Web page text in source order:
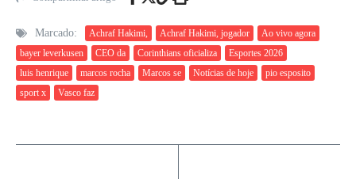
Marcado: Achraf Hakimi, Achraf Hakimi, jogador
Ao vivo agora
bayer leverkusen
CEO da Corinthians oficializa
Esportes 2026
luis henrique
marcos rocha Marcos se Notícias de hoje
pio esposito
sport x
Vasco faz